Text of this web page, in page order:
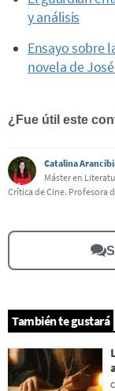
y análisis
Ensayo sobre
novela de
¿Fue útil este
Este contenido
Otro
Catalina
Máster en
Crítica de Cine. Profesora
También te gustará